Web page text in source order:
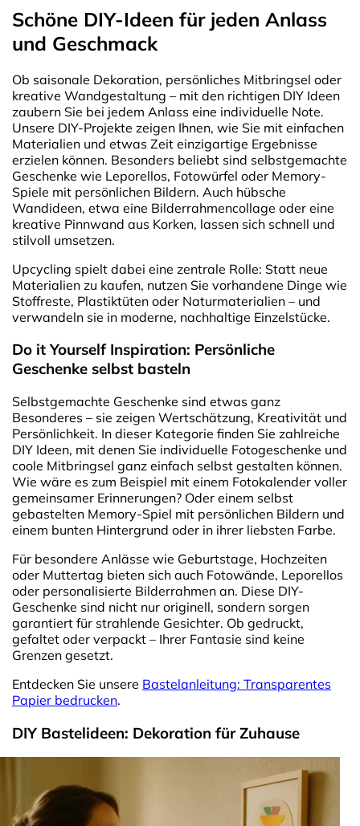
Schöne DIY-Ideen für jeden Anlass
und Geschmack
Ob saisonale Dekoration, persönliches Mitbringsel oder
kreative Wandgestaltung – mit den richtigen DIY Ideen
zaubern Sie bei jedem Anlass eine individuelle Note.
Unsere DIY-Projekte zeigen Ihnen, wie Sie mit einfachen
Materialien und etwas Zeit einzigartige Ergebnisse
erzielen können. Besonders beliebt sind selbstgemachte
Geschenke wie Leporellos, Fotowürfel oder Memory-
Spiele mit persönlichen Bildern. Auch hübsche
Wandideen, etwa eine Bilderrahmencollage oder eine
kreative Pinnwand aus Korken, lassen sich schnell und
stilvoll umsetzen.
Upcycling spielt dabei eine zentrale Rolle: Statt neue
Materialien zu kaufen, nutzen Sie vorhandene Dinge wie
Stoffreste, Plastiktüten oder Naturmaterialien – und
verwandeln sie in moderne, nachhaltige Einzelstücke.
Do it Yourself Inspiration: Persönliche
Geschenke selbst basteln
Selbstgemachte Geschenke sind etwas ganz
Besonderes – sie zeigen Wertschätzung, Kreativität und
Persönlichkeit. In dieser Kategorie finden Sie zahlreiche
DIY Ideen, mit denen Sie individuelle Fotogeschenke und
coole Mitbringsel ganz einfach selbst gestalten können.
Wie wäre es zum Beispiel mit einem Fotokalender voller
gemeinsamer Erinnerungen? Oder einem selbst
gebastelten Memory-Spiel mit persönlichen Bildern und
einem bunten Hintergrund oder in ihrer liebsten Farbe.
Für besondere Anlässe wie Geburtstage, Hochzeiten
oder Muttertag bieten sich auch Fotowände, Leporellos
oder personalisierte Bilderrahmen an. Diese DIY-
Geschenke sind nicht nur originell, sondern sorgen
garantiert für strahlende Gesichter. Ob gedruckt,
gefaltet oder verpackt – Ihrer Fantasie sind keine
Grenzen gesetzt.
Entdecken Sie unsere Bastelanleitung: Transparentes
Papier bedrucken.
DIY Bastelideen: Dekoration für Zuhause